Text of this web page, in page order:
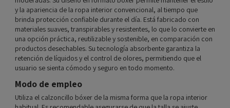
y la apariencia de la ropa interior convencional, al tiempo que
brinda protección confiable durante el día. Está fabricado con
materiales suaves, transpirables y resistentes, lo que lo convierte en
una opción práctica, reutilizable y sostenible, en comparación con
productos desechables. Su tecnología absorbente garantiza la
retención de líquidos y el control de olores, permitiendo que el
usuario se sienta cómodo y seguro en todo momento.
Modo de empleo
Utiliza el calzoncillo bóxer de la misma forma que la ropa interior